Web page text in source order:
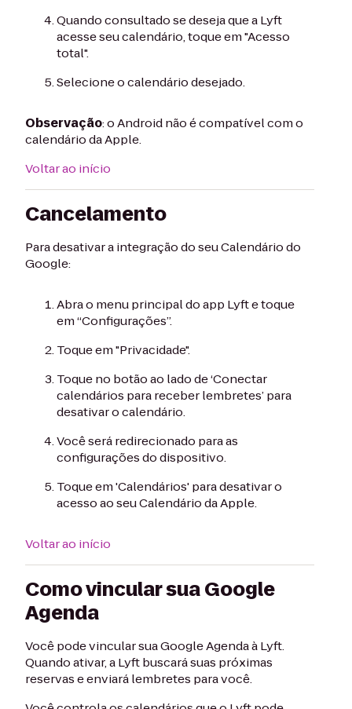
Quando consultado se deseja que a Lyft
acesse seu calendário, toque em "Acesso
total".
Selecione o calendário desejado.
Observação: o Android não é compatível com o
calendário da Apple.
Voltar ao início
Cancelamento
Para desativar a integração do seu Calendário do
Google:
Abra o menu principal do app Lyft e toque
em “Configurações”.
Toque em "Privacidade".
Toque no botão ao lado de ‘Conectar
calendários para receber lembretes’ para
desativar o calendário.
Você será redirecionado para as
configurações do dispositivo.
Toque em 'Calendários' para desativar o
acesso ao seu Calendário da Apple.
Voltar ao início
Como vincular sua Google
Agenda
Você pode vincular sua Google Agenda à Lyft.
Quando ativar, a Lyft buscará suas próximas
reservas e enviará lembretes para você.